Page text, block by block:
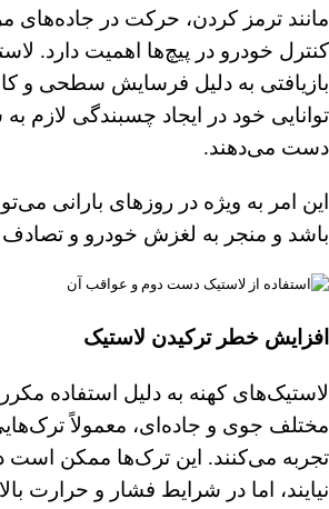
مانند ترمز کردن، حرکت در جاده‌های
کنترل خودرو در پیچ‌ها اهمیت دارد.
بازیافتی به دلیل فرسایش سطحی و
توانایی خود در ایجاد چسبندگی لازم
دست می‌دهند.
این امر به ویژه در روزهای بارانی
باشد و منجر به لغزش خودرو و
افزایش خطر ترکیدن لاستیک
لاستیک‌های کهنه به دلیل استفاده
مختلف جوی و جاده‌ای، معمولاً
تجربه می‌کنند. این ترک‌ها ممکن است
نیایند، اما در شرایط فشار و حرارت